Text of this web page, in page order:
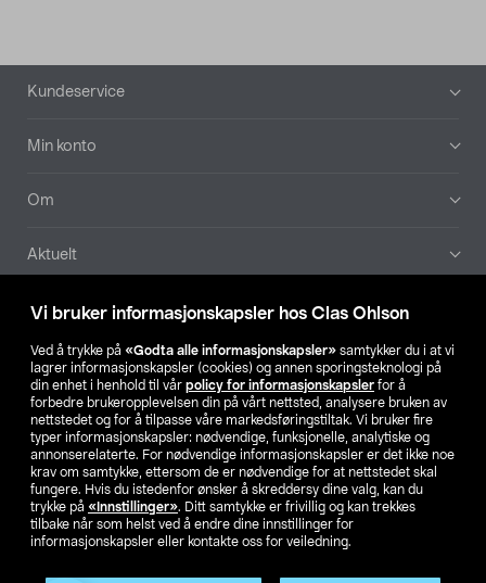
Vi bruker informasjonskapsler hos Clas Ohlson
Ved å trykke på «Godta alle informasjonskapsler» samtykker du i at vi
lagrer informasjonskapsler (cookies) og annen sporingsteknologi på
din enhet i henhold til vår policy for informasjonskapsler for å
forbedre brukeropplevelsen din på vårt nettsted, analysere bruken av
nettstedet og for å tilpasse våre markedsføringstiltak. Vi bruker fire
typer informasjonskapsler: nødvendige, funksjonelle, analytiske og
annonserelaterte. For nødvendige informasjonskapsler er det ikke noe
krav om samtykke, ettersom de er nødvendige for at nettstedet skal
fungere. Hvis du istedenfor ønsker å skreddersy dine valg, kan du
trykke på «Innstillinger». Ditt samtykke er frivillig og kan trekkes
tilbake når som helst ved å endre dine innstillinger for
informasjonskapsler eller kontakte oss for veiledning.
Bunntekst
Kundeservice
Min konto
Om
Aktuelt
Våre selskaper
Finn din butikk
SE NO FI